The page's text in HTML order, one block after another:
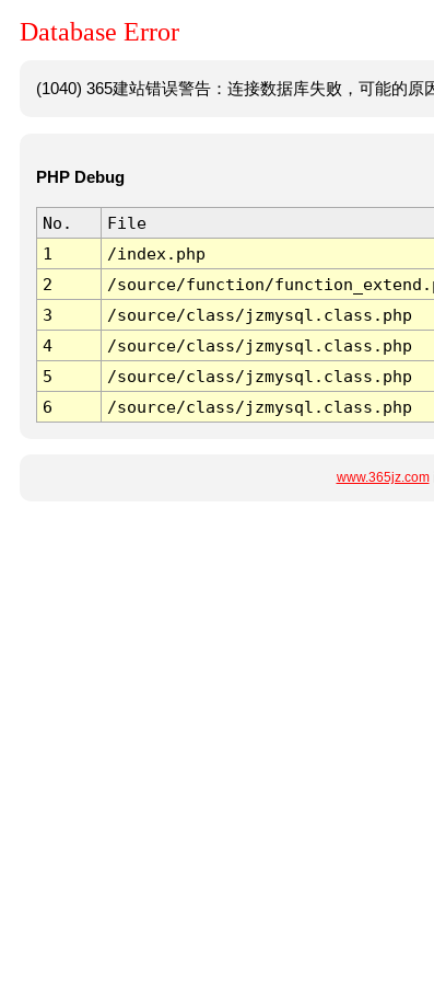
Database Error
(1040) 365建站错误警告：连接数据库失败，可能的原
PHP Debug
No. File
1
/index.php
2
/source/function/
3
/source/class/jzmysql.class.php
4
/source/class/jzmysql.class.php
5
/source/class/jzmysql.class.php
6
/source/class/jzmysql.class.php
www.365jz.com